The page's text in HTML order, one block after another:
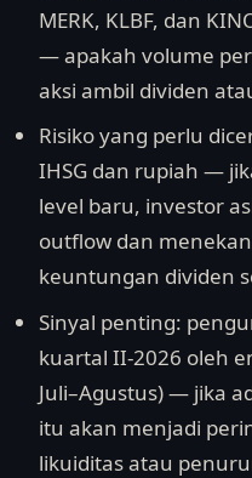
MERK, KLBF, dan
— apakah volume
aksi ambil dividen
Risiko yang perlu
IHSG dan rupiah —
level baru, investor
outflow dan
keuntungan dividen
Sinyal penting:
kuartal II-2026 oleh
Juli–Agustus) — jika
itu akan menjadi
likuiditas atau